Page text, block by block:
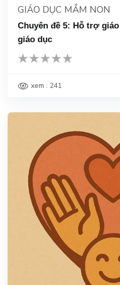
GIÁO DỤC MẦM NON
Chuyên đề 5: Hỗ trợ
giáo dục
xem : 241